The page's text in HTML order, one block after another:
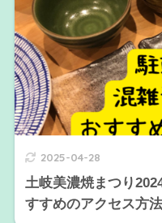
2025-04-28
土岐美濃焼まつり
すすめのアクセス方法